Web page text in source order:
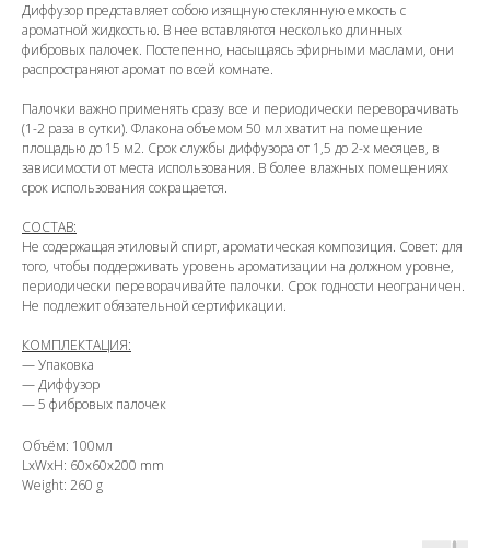
Диффузор представляет собою изящную стеклянную емкость с
ароматной жидкостью. В нее вставляются несколько длинных
фибровых палочек. Постепенно, насыщаясь эфирными маслами, они
распространяют аромат по всей комнате.
Палочки важно применять сразу все и периодически переворачивать
(1-2 раза в сутки). Флакона объемом 50 мл хватит на помещение
площадью до 15 м2. Срок службы диффузора от 1,5 до 2-х месяцев, в
зависимости от места использования. В более влажных помещениях
срок использования сокращается.
СОСТАВ:
Не содержащая этиловый спирт, ароматическая композиция. Совет: для
того, чтобы поддерживать уровень ароматизации на должном уровне,
периодически переворачивайте палочки. Срок годности неограничен.
Не подлежит обязательной сертификации.
КОМПЛЕКТАЦИЯ:
—Упаковка
—Диффузор
—5 фибровых палочек
Объём: 100мл
LxWxH: 60x60x200 mm
Weight: 260 g